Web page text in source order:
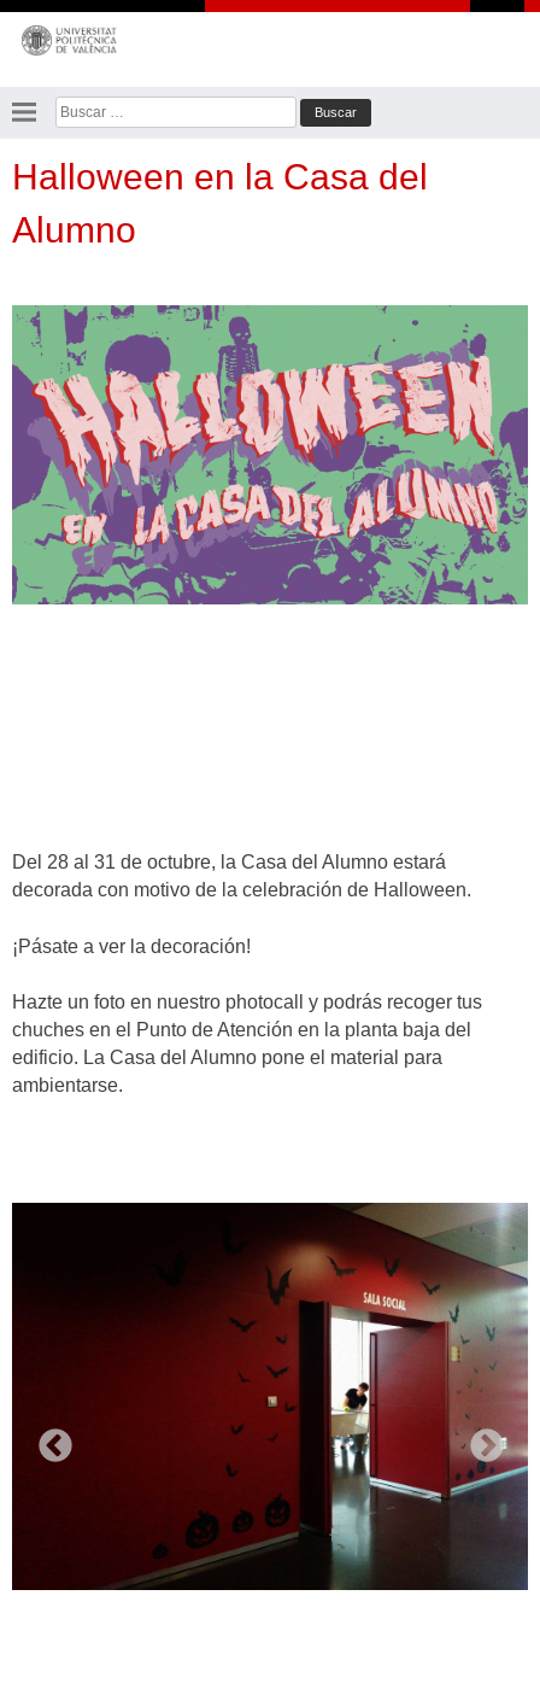
Saltar
contenido
Buscar:
Halloween en la Casa del
Alumno
Del 28 al 31 de octubre, la Casa del Alumno estará
decorada con motivo de la celebración de Halloween.
¡Pásate a ver la decoración!
Hazte un foto en nuestro photocall y podrás recoger tus
chuches en el Punto de Atención en la planta baja del
edificio. La Casa del Alumno pone el material para
ambientarse.